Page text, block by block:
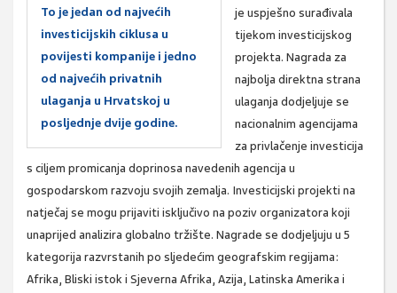
To je jedan od najvećih
investicijskih ciklusa u
povijesti kompanije i jedno
od najvećih privatnih
ulaganja u Hrvatskoj u
posljednje dvije godine.
je uspješno surađivala
tijekom investicijskog
projekta. Nagrada za
najbolja direktna strana
ulaganja dodjeljuje se
nacionalnim agencijama
za privlačenje investicija
s ciljem promicanja doprinosa navedenih agencija u
gospodarskom razvoju svojih zemalja. Investicijski projekti na
natječaj se mogu prijaviti isključivo na poziv organizatora koji
unaprijed analizira globalno tržište. Nagrade se dodjeljuju u 5
kategorija razvrstanih po sljedećim geografskim regijama:
Afrika, Bliski istok i Sjeverna Afrika, Azija, Latinska Amerika i